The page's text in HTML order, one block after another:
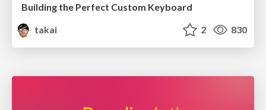
Building the Perfect Custom Keyboard
takai
2 830